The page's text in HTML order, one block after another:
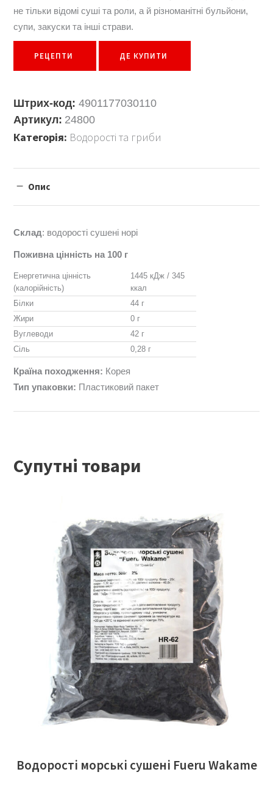
не тільки відомі суші та роли, а й різноманітні бульйони,
супи, закуски та інші страви.
РЕЦЕПТИ ДЕ КУПИТИ
Штрих-код:4901177030110
Артикул: 24800
Категорія: Водорості та гриби
Опис
Склад: водорості сушені норі
Поживна цінність на 100 г
Енергетична цінність
(калорійність)
1445 кДж / 345
ккал
Білки
44 г
Жири
0 г
Вуглеводи
42 г
Сіль
0,28 г
Країна походження: Корея
Тип упаковки: Пластиковий пакет
Супутні товари
ЧИТАТИ ДАЛІ
Водорості морські сушені Fueru Wakame